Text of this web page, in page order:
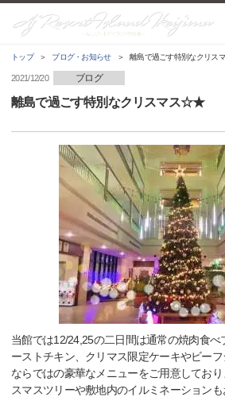
トップ ブログ・お知らせ 離島で過ごす特別なクリス
2021/12/20 ブログ
離島で過ごす特別なクリスマス☆★
当館では12/24,25の二日間は通常の焼肉食べ
ーストチキン、クリマス限定ケーキやビー
ならではの豪華なメニューをご用意してお
スマスツリーや敷地内のイルミネーション